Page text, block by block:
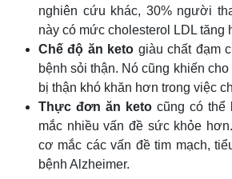
nghiên cứu khác, 30% người
này có mức cholesterol LDL tăng
Chế độ ăn keto giàu chất đạm
bệnh sỏi thận. Nó cũng khiến
bị thận khó khăn hơn trong việc
Thực đơn ăn keto cũng có thể
mắc nhiều vấn đề sức khỏe
cơ mắc các vấn đề tim mạch,
bệnh Alzheimer.